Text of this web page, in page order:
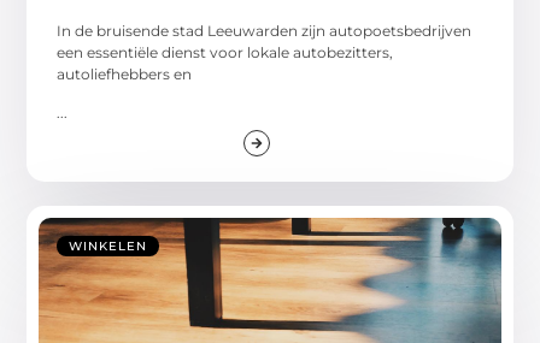
In de bruisende stad Leeuwarden zijn autopoetsbedrijven
een essentiële dienst voor lokale autobezitters,
autoliefhebbers en
...
WINKELEN